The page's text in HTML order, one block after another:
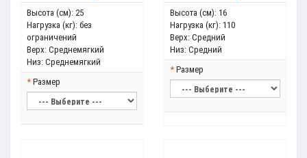
Высота (см): 25
Нагрузка (кг): без
ограничений
Верх: Среднемягкий
Низ: Среднемягкий
Размер
Высота (см): 16
Нагрузка (кг): 110
Верх: Средний
Низ: Средний
Размер